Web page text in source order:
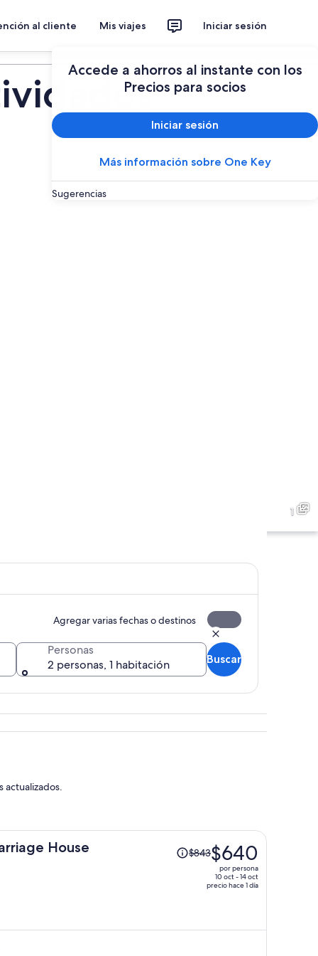
al cliente Mis viajes Iniciar sesión
Accede a ahorros al instante con los
Precios para socios
Iniciar sesión
Más información sobre One Key
Sugerencias
1
Agregar varias fechas o destinos
Personas
2 personas, 1 habitación
Buscar
actualizados.
House
El
precio
ahora
$843$640
por persona
10 oct - 14 oct
precio hace 1 día